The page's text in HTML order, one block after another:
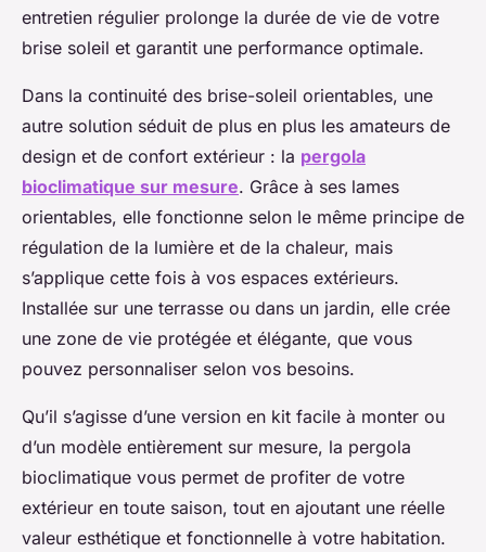
entretien régulier prolonge la durée de vie de votre
brise soleil et garantit une performance optimale.
Dans la continuité des brise-soleil orientables, une
autre solution séduit de plus en plus les amateurs de
design et de confort extérieur : la pergola
bioclimatique sur mesure. Grâce à ses lames
orientables, elle fonctionne selon le même principe de
régulation de la lumière et de la chaleur, mais
s’applique cette fois à vos espaces extérieurs.
Installée sur une terrasse ou dans un jardin, elle crée
une zone de vie protégée et élégante, que vous
pouvez personnaliser selon vos besoins.
Qu’il s’agisse d’une version en kit facile à monter ou
d’un modèle entièrement sur mesure, la pergola
bioclimatique vous permet de profiter de votre
extérieur en toute saison, tout en ajoutant une réelle
valeur esthétique et fonctionnelle à votre habitation.